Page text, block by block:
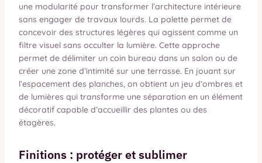
une modularité pour transformer l’architecture intérieure
sans engager de travaux lourds. La palette permet de
concevoir des structures légères qui agissent comme un
filtre visuel sans occulter la lumière. Cette approche
permet de délimiter un coin bureau dans un salon ou de
créer une zone d’intimité sur une terrasse. En jouant sur
l’espacement des planches, on obtient un jeu d’ombres et
de lumières qui transforme une séparation en un élément
décoratif capable d’accueillir des plantes ou des
étagères.
Finitions : protéger et sublimer